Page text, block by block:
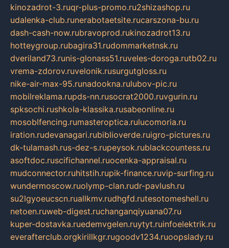
kinozadrot-3.ruqr-plus-promo.ru2shizashop.ru
udalenka-club.runerabotaetsite.rucarszona-bu.ru
dash-cash-now.rubravoprod.rukinozadrot13.ru
hotteygroup.rubagira31.rudommarketnsk.ru
dveriland73.runis-glonass51.ruveles-doroga.rutb02.ru
vrema-zdorov.ruvelonik.rusurgutgloss.ru
nike-air-max-95.runadookna.rulubov-pic.ru
mobilreklama.rupds-nn.rusocrat2000.ruvgurin.ru
spksochi.rushkola-klassika.rusabeonline.ru
mosoblfencing.rumasteroptica.rulucomoria.ru
iration.rudevanagari.rubiblioverde.ruigro-pictures.ru
dk-tulamash.rus-dez-s.rupeysok.rublackcountess.ru
asoftdoc.ruscifichannel.ruocenka-appraisal.ru
mudconnector.ruhitstih.rupik-finance.ruvip-surfing.ru
wundermoscow.ruolymp-clan.rudr-pavlush.ru
su2lgyoeucscn.ruallkmv.rudhgfd.rutesotomeshell.ru
netoen.ruweb-digest.ruchanganqiyuana07.ru
kuper-dostavka.ruedemvgelen.ruytyt.ruinfoelektrik.ru
everafterclub.orgkirillkgr.rugoodv1234.ruoopslady.ru